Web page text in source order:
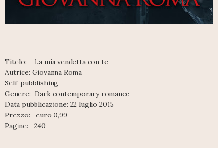
Titolo: La mia vendetta con te
Autrice: Giovanna Roma
Self-pubblishing
Genere: Dark contemporary romance
Data pubblicazione: 22 luglio 2015
Prezzo: euro 0,99
Pagine: 240